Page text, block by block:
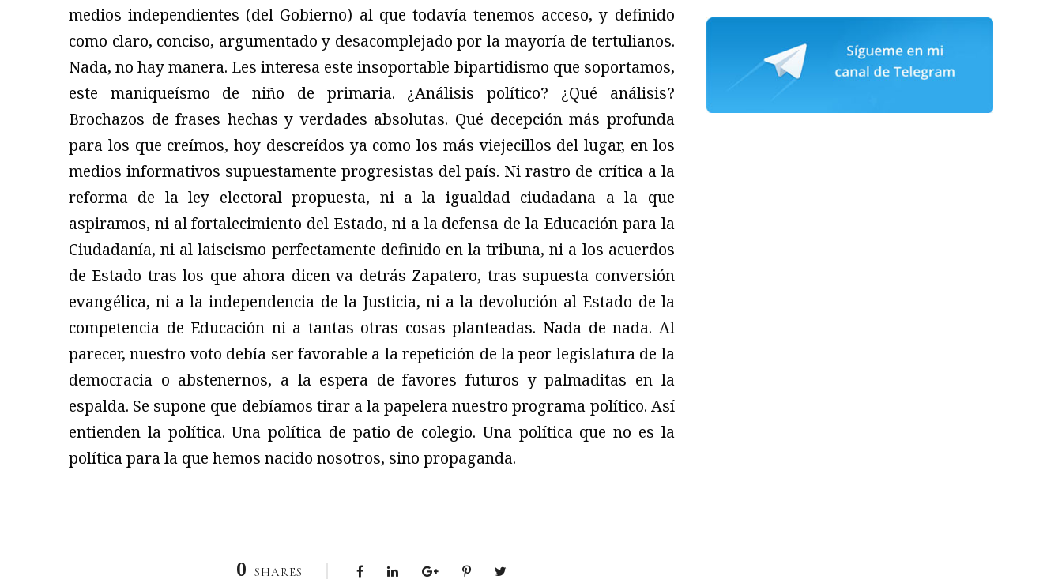
medios independientes (del Gobierno) al que todavía tenemos acceso, y definido
como claro, conciso, argumentado y desacomplejado por la mayoría de tertulianos.
Nada, no hay manera. Les interesa este insoportable bipartidismo que soportamos,
este maniqueísmo de niño de primaria. ¿Análisis político? ¿Qué análisis?
Brochazos de frases hechas y verdades absolutas. Qué decepción más profunda
para los que creímos, hoy descreídos ya como los más viejecillos del lugar, en los
medios informativos supuestamente progresistas del país. Ni rastro de crítica a la
reforma de la ley electoral propuesta, ni a la igualdad ciudadana a la que
aspiramos, ni al fortalecimiento del Estado, ni a la defensa de la Educación para la
Ciudadanía, ni al laiscismo perfectamente definido en la tribuna, ni a los acuerdos
de Estado tras los que ahora dicen va detrás Zapatero, tras supuesta conversión
evangélica, ni a la independencia de la Justicia, ni a la devolución al Estado de la
competencia de Educación ni a tantas otras cosas planteadas. Nada de nada. Al
parecer, nuestro voto debía ser favorable a la repetición de la peor legislatura de la
democracia o abstenernos, a la espera de favores futuros y palmaditas en la
espalda. Se supone que debíamos tirar a la papelera nuestro programa político. Así
entienden la política. Una política de patio de colegio. Una política que no es la
política para la que hemos nacido nosotros, sino propaganda.
0 SHARES